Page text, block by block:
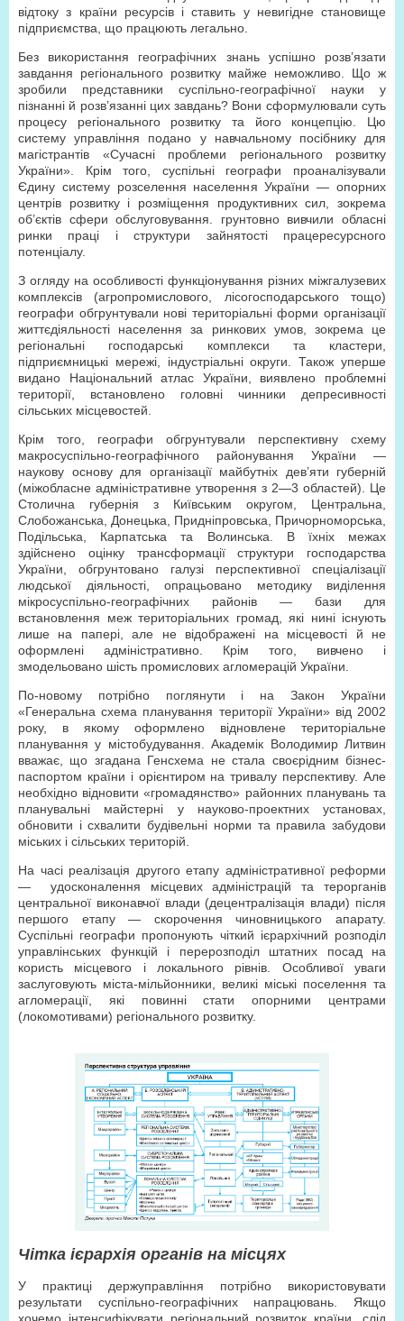
відтоку з країни ресурсів і ставить у невигідне становище
підприємства, що працюють легально.
Без використання географічних знань успішно розв’язати
завдання регіонального розвитку майже неможливо. Що ж
зробили представники суспільно-географічної науки у
пізнанні й розв’язанні цих завдань? Вони сформулювали суть
процесу регіонального розвитку та його концепцію. Цю
систему управління подано у навчальному посібнику для
магістрантів «Сучасні проблеми регіонального розвитку
України». Крім того, суспільні географи проаналізували
Єдину систему розселення населення України — опорних
центрів розвитку і розміщення продуктивних сил, зокрема
об’єктів сфери обслуговування. грунтовно вивчили обласні
ринки праці і структури зайнятості працересурсного
потенціалу.
З огляду на особливості функціонування різних міжгалузевих
комплексів (агропромислового, лісогосподарського тощо)
географи обгрунтували нові територіальні форми організації
життєдіяльності населення за ринкових умов, зокрема це
регіональні господарські комплекси та кластери,
підприємницькі мережі, індустріальні округи. Також уперше
видано Національний атлас України, виявлено проблемні
території, встановлено головні чинники депресивності
сільських місцевостей.
Крім того, географи обгрунтували перспективну схему
макросуспільно-географічного районування України —
наукову основу для організації майбутніх дев’яти губерній
(міжобласне адміністративне утворення з 2—3 областей). Це
Столична губернія з Київським округом, Центральна,
Слобожанська, Донецька, Придніпровська, Причорноморська,
Подільська, Карпатська та Волинська. В їхніх межах
здійснено оцінку трансформації структури господарства
України, обгрунтовано галузі перспективної спеціалізації
людської діяльності, опрацьовано методику виділення
мікросуспільно-географічних районів — бази для
встановлення меж територіальних громад, які нині існують
лише на папері, але не відображені на місцевості й не
оформлені адміністративно. Крім того, вивчено і
змодельовано шість промислових агломерацій України.
По-новому потрібно поглянути і на Закон України
«Генеральна схема планування території України» від 2002
року, в якому оформлено відновлене територіальне
планування у містобудування. Академік Володимир Литвин
вважає, що згадана Генсхема не стала своєрідним бізнес-
паспортом країни і орієнтиром на тривалу перспективу. Але
необхідно відновити «громадянство» районних планувань та
планувальні майстерні у науково-проектних установах,
обновити і схвалити будівельні норми та правила забудови
міських і сільських територій.
На часі реалізація другого етапу адміністративної реформи
—
удосконалення місцевих адміністрацій та терорганів
центральної виконавчої влади (децентралізація влади) після
першого етапу — скорочення чиновницького апарату.
Суспільні географи пропонують чіткий ієрархічний розподіл
управлінських функцій і перерозподіл штатних посад на
користь місцевого і локального рівнів. Особливої уваги
заслуговують міста-мільйонники, великі міські поселення та
агломерації, які повинні стати опорними центрами
(локомотивами) регіонального розвитку.
Чітка ієрархія органів на місцях
У практиці держуправління потрібно використовувати
результати суспільно-географічних напрацювань. Якщо